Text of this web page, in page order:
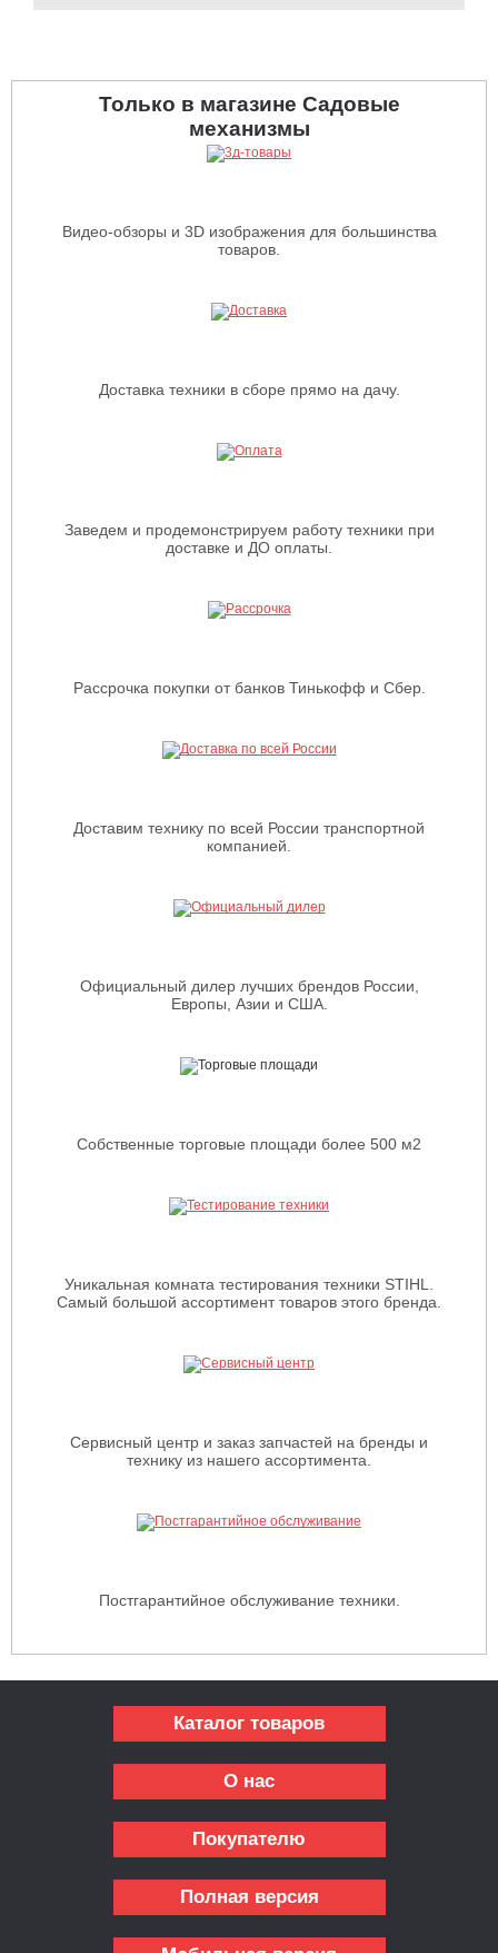
Только в магазине Садовые
механизмы
Видео-обзоры и 3D изображения для большинства
товаров.
Доставка техники в сборе прямо на дачу.
Заведем и продемонстрируем работу техники при
доставке и ДО оплаты.
Рассрочка покупки от банков Тинькофф и Сбер.
Доставим технику по всей России транспортной
компанией.
Официальный дилер лучших брендов России,
Европы, Азии и США.
Собственные торговые площади более 500 м2
Уникальная комната тестирования техники STIHL.
Самый большой ассортимент товаров этого бренда.
Сервисный центр и заказ запчастей на бренды и
технику из нашего ассортимента.
Постгарантийное обслуживание техники.
Каталог товаров
О нас
Покупателю
Полная версия